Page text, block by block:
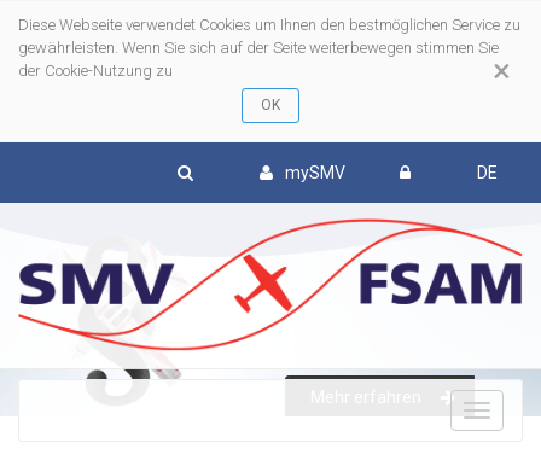
×
Diese Webseite verwendet Cookies um Ihnen den bestmöglichen Service zu
gewährleisten. Wenn Sie sich auf der Seite weiterbewegen stimmen Sie
der Cookie-Nutzung zu
mySMV DE